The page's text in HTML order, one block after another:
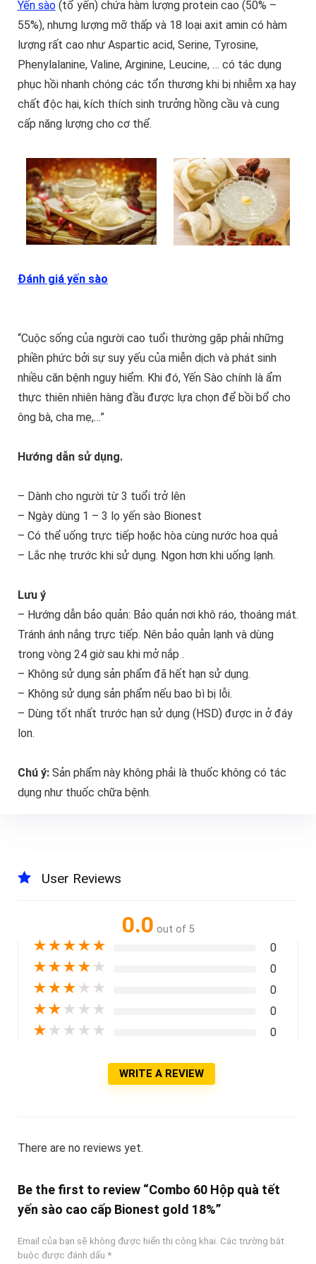
Yến sào(tổ yến) chứa hàm lượng protein cao (50% –
55%), nhưng lượng mỡ thấp và 18 loại axit amin có hàm
lượng rất cao như Aspartic acid, Serine, Tyrosine,
Phenylalanine, Valine, Arginine, Leucine, … có tác dụng
phục hồi nhanh chóng các tổn thương khi bị nhiễm xạ hay
chất độc hại, kích thích sinh trưởng hồng cầu và cung
cấp năng lượng cho cơ thể.
Đánh giá yến sào
“Cuộc sống của người cao tuổi thường gặp phải những
phiền phức bởi sự suy yếu của miễn dịch và phát sinh
nhiều căn bệnh nguy hiểm. Khi đó, Yến Sào chính là ẩm
thực thiên nhiên hàng đầu được lựa chọn để bồi bổ cho
ông bà, cha mẹ,…”
Hướng dẫn sử dụng.
– Dành cho người từ 3 tuổi trở lên
– Ngày dùng 1 – 3 lọ yến sào Bionest
– Có thể uống trực tiếp hoặc hòa cùng nước hoa quả
– Lắc nhẹ trước khi sử dụng. Ngon hơn khi uống lạnh.
Lưu ý
– Hướng dẫn bảo quản: Bảo quản nơi khô ráo, thoáng mát.
Tránh ánh nắng trực tiếp. Nên bảo quản lạnh và dùng
trong vòng 24 giờ sau khi mở nắp .
– Không sử dụng sản phẩm đã hết hạn sử dụng.
– Không sử dụng sản phẩm nếu bao bì bị lỗi.
– Dùng tốt nhất trước hạn sử dụng (HSD) được in ở đáy
lon.
Chú ý:Sản phẩm này không phải là thuốc không có tác
dụng như thuốc chữa bệnh.
User Reviews
0.0 out of 5
★★★★★ 0
★★★★ ★ 0
★★★ ★ ★ 0
★★ ★ ★ ★ 0
★ ★ ★ ★ ★ 0
WRITE A REVIEW
There are no reviews yet.
Be the first to review “Combo 60 Hộp quà tết
yến sào cao cấp Bionest gold 18%”
Email của bạn sẽ không được hiển thị công khai. Các trường bắt
buộc được đánh dấu *